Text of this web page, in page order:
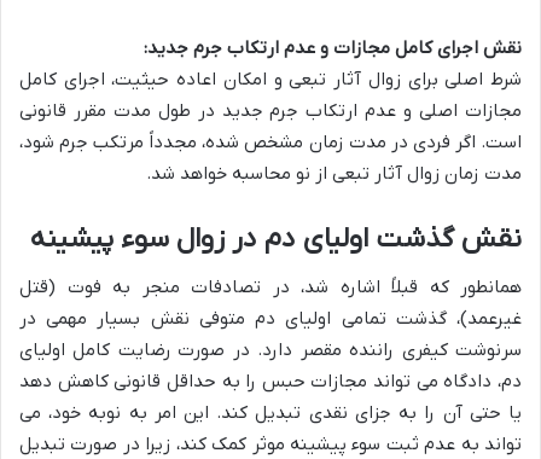
نقش اجرای کامل مجازات و عدم ارتکاب جرم جدید:
شرط اصلی برای زوال آثار تبعی و امکان اعاده حیثیت، اجرای کامل
مجازات اصلی و عدم ارتکاب جرم جدید در طول مدت مقرر قانونی
است. اگر فردی در مدت زمان مشخص شده، مجدداً مرتکب جرم شود،
مدت زمان زوال آثار تبعی از نو محاسبه خواهد شد.
نقش گذشت اولیای دم در زوال سوء پیشینه
همانطور که قبلاً اشاره شد، در تصادفات منجر به فوت (قتل
غیرعمد)، گذشت تمامی اولیای دم متوفی نقش بسیار مهمی در
سرنوشت کیفری راننده مقصر دارد. در صورت رضایت کامل اولیای
دم، دادگاه می تواند مجازات حبس را به حداقل قانونی کاهش دهد
یا حتی آن را به جزای نقدی تبدیل کند. این امر به نوبه خود، می
تواند به عدم ثبت سوء پیشینه موثر کمک کند، زیرا در صورت تبدیل